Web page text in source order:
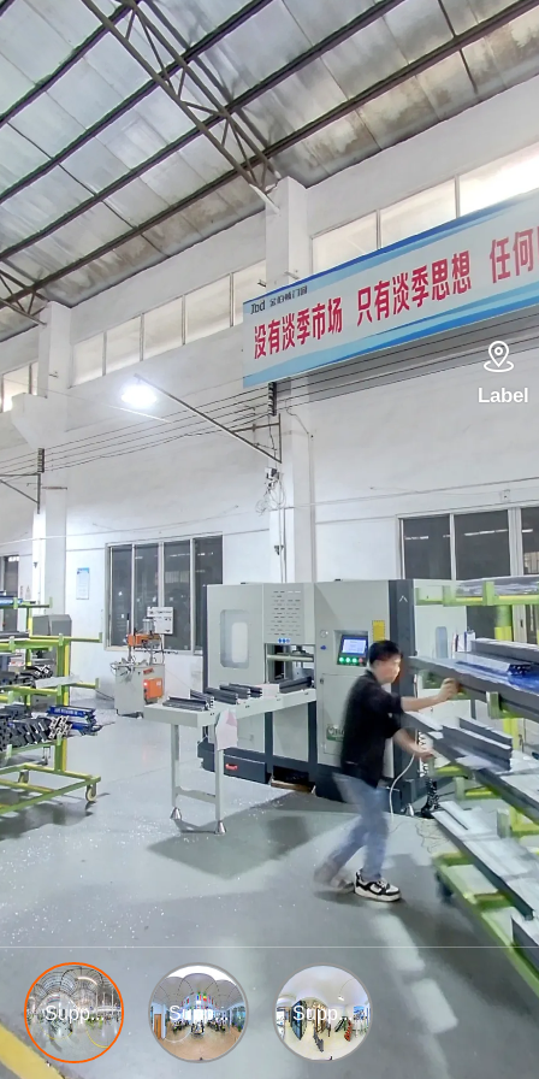

Label
Supp... Supp... Supp...